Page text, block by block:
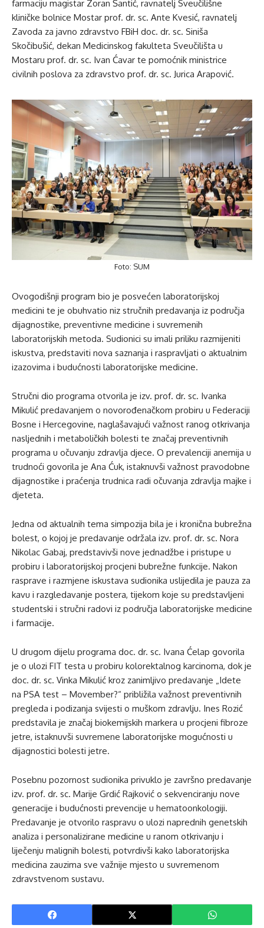
farmaciju magistar Zoran Šantić, ravnatelj Sveučilišne
kliničke bolnice Mostar prof. dr. sc. Ante Kvesić, ravnatelj
Zavoda za javno zdravstvo FBiH doc. dr. sc. Siniša
Skočibušić, dekan Medicinskog fakulteta Sveučilišta u
Mostaru prof. dr. sc. Ivan Ćavar te pomoćnik ministrice
civilnih poslova za zdravstvo prof. dr. sc. Jurica Arapović.
Foto: SUM
Ovogodišnji program bio je posvećen laboratorijskoj
medicini te je obuhvatio niz stručnih predavanja iz područja
dijagnostike, preventivne medicine i suvremenih
laboratorijskih metoda. Sudionici su imali priliku razmijeniti
iskustva, predstaviti nova saznanja i raspravljati o aktualnim
izazovima i budućnosti laboratorijske medicine.
Stručni dio programa otvorila je izv. prof. dr. sc. Ivanka
Mikulić predavanjem o novorođenačkom probiru u Federaciji
Bosne i Hercegovine, naglašavajući važnost ranog otkrivanja
nasljednih i metaboličkih bolesti te značaj preventivnih
programa u očuvanju zdravlja djece. O prevalenciji anemija u
trudnoći govorila je Ana Ćuk, istaknuvši važnost pravodobne
dijagnostike i praćenja trudnica radi očuvanja zdravlja majke i
djeteta.
Jedna od aktualnih tema simpozija bila je i kronična bubrežna
bolest, o kojoj je predavanje održala izv. prof. dr. sc. Nora
Nikolac Gabaj, predstavivši nove jednadžbe i pristupe u
probiru i laboratorijskoj procjeni bubrežne funkcije. Nakon
rasprave i razmjene iskustava sudionika uslijedila je pauza za
kavu i razgledavanje postera, tijekom koje su predstavljeni
studentski i stručni radovi iz područja laboratorijske medicine
i farmacije.
U drugom dijelu programa doc. dr. sc. Ivana Ćelap govorila
je o ulozi FIT testa u probiru kolorektalnog karcinoma, dok je
doc. dr. sc. Vinka Mikulić kroz zanimljivo predavanje „Idete
na PSA test – Movember?“ približila važnost preventivnih
pregleda i podizanja svijesti o muškom zdravlju. Ines Rozić
predstavila je značaj biokemijskih markera u procjeni fibroze
jetre, istaknuvši suvremene laboratorijske mogućnosti u
dijagnostici bolesti jetre.
Posebnu pozornost sudionika privuklo je završno predavanje
izv. prof. dr. sc. Marije Grdić Rajković o sekvenciranju nove
generacije i budućnosti prevencije u hematoonkologiji.
Predavanje je otvorilo raspravu o ulozi naprednih genetskih
analiza i personalizirane medicine u ranom otkrivanju i
liječenju malignih bolesti, potvrdivši kako laboratorijska
medicina zauzima sve važnije mjesto u suvremenom
zdravstvenom sustavu.